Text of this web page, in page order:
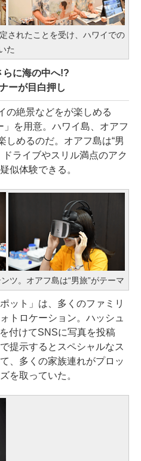
されたことを受け、ハワイでの
た
に海の中へ!?
ーが目白押し
絶景などをが楽しめる
」を用意。ハワイ島、オアフ
しめるのだ。オアフ島は“男
ライブやスリル満点のアク
似体験できる。
ツ。オアフ島は“男旅”がテーマ
ット」は、多くのファミリ
トロケーション。ハッシュ
付けてSNSに写真を投稿
提示するとスペシャルなス
、多くの家族連れがプロッ
を取っていた。